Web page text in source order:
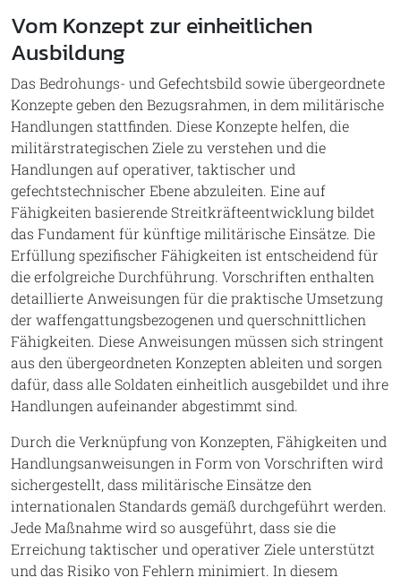
Vom Konzept zur einheitlichen
Ausbildung
Das Bedrohungs- und Gefechtsbild sowie übergeordnete
Konzepte geben den Bezugsrahmen, in dem militärische
Handlungen stattfinden. Diese Konzepte helfen, die
militärstrategischen Ziele zu verstehen und die
Handlungen auf operativer, taktischer und
gefechtstechnischer Ebene abzuleiten. Eine auf
Fähigkeiten basierende Streitkräfteentwicklung bildet
das Fundament für künftige militärische Einsätze. Die
Erfüllung spezifischer Fähigkeiten ist entscheidend für
die erfolgreiche Durchführung. Vorschriften enthalten
detaillierte Anweisungen für die praktische Umsetzung
der waffengattungsbezogenen und querschnittlichen
Fähigkeiten. Diese Anweisungen müssen sich stringent
aus den übergeordneten Konzepten ableiten und sorgen
dafür, dass alle Soldaten einheitlich ausgebildet und ihre
Handlungen aufeinander abgestimmt sind.
Durch die Verknüpfung von Konzepten, Fähigkeiten und
Handlungsanweisungen in Form von Vorschriften wird
sichergestellt, dass militärische Einsätze den
internationalen Standards gemäß durchgeführt werden.
Jede Maßnahme wird so ausgeführt, dass sie die
Erreichung taktischer und operativer Ziele unterstützt
und das Risiko von Fehlern minimiert. In diesem